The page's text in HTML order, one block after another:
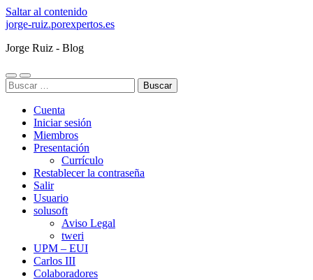
Saltar al contenido
jorge-ruiz.porexpertos.es
Jorge Ruiz - Blog
Alternar
el
móvil
Alternar
el
de
búsqueda
Buscar:
Cuenta
Iniciar sesión
Miembros
Presentación
Currículo
Restablecer la contraseña
Salir
Usuario
solusoft
Aviso Legal
tweri
UPM – EUI
Carlos III
Colaboradores